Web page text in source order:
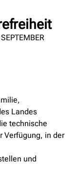
Landes
technische
Verfügung, in der
und